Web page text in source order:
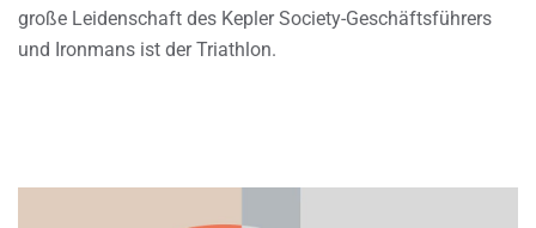
große Leidenschaft des Kepler Society-Geschäftsführers
und Ironmans ist der Triathlon.